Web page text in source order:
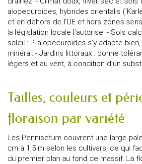
alopecuroides, hybrides orientalis
et en dehors de l’UE et hors zones
la législation locale l’autorise. - Sols
soleil : P. alopecuroides s’y adapte
minéral. - Jardins littoraux : bonne
légers et au vent, à condition d’un
Tailles, couleurs et
floraison par variété
Les Pennisetum couvrent une large
cm à 1,5 m selon les cultivars, ce qui
du premier plan au fond de massif. La